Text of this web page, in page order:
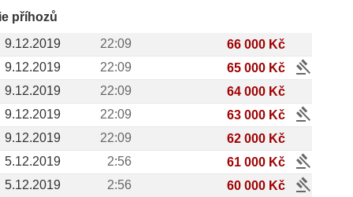
příhozů
9.12.2019
22:09
66 000 Kč
9.12.2019
22:09 65 000 Kč gavel
9.12.2019 22:09
64 000 Kč
9.12.2019
22:09 63 000 Kč gavel
9.12.2019 22:09
62 000 Kč
5.12.2019
2:56 61 000 Kč gavel
5.12.2019 2:56 60 000 Kč gavel